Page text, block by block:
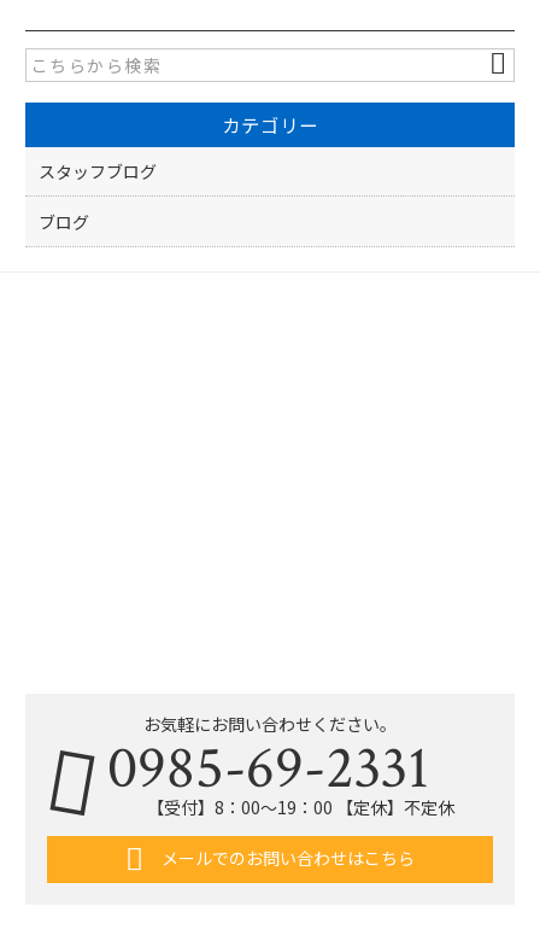
e
b
o
o
k
er
カテゴリー
スタッフブログ
ブログ
お気軽にお問い合わせください。
0985-69-2331
【受付】8：00〜19：00 【定休】不定休
メールでのお問い合わせはこちら